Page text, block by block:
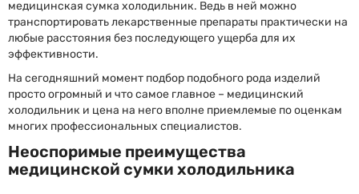
медицинская сумка холодильник. Ведь в ней можно
транспортировать лекарственные препараты практически на
любые расстояния без последующего ущерба для их
эффективности.
На сегодняшний момент подбор подобного рода изделий
просто огромный и что самое главное – медицинский
холодильник и цена на него вполне приемлемые по оценкам
многих профессиональных специалистов.
Неоспоримые преимущества
медицинской сумки холодильника